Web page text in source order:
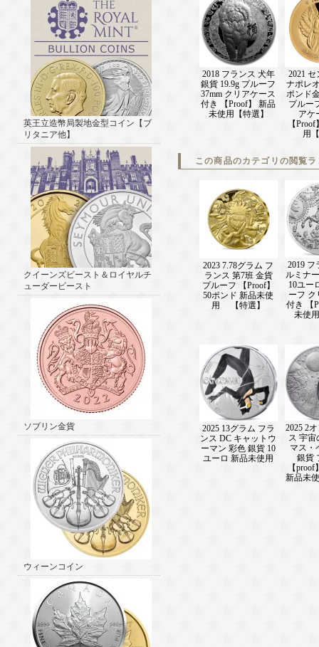
英王立造幣局製地金型コイン【ブ
リタニア他】
クイーンズビースト＆ロイヤルチ
ューダービースト
ソブリン金貨
ウィーンコイン
2018 フランス 犬年
銀貨 19.9g プルーフ
37mm クリアケース
付き 【Proof】 新品
未使用【特選】
2021
ナポレ
ポンド
プルー
アケ
【
用
この商品のカテゴリの閲覧
2023 7.78グラム フ
ランス 第7班 金貨
プルーフ 【Proof】
50ポンド 新品未使
用 【特選】
2019 フ
ルミナ
10ユー
ーフ ク
付き 【
未使
2025 13グラム フラ
ンス DC キャットウ
ーマン 彩色 銀貨 10
ユーロ 新品未使用
2025 2
ス 宇宙
マス・
銀貨
【
新品未